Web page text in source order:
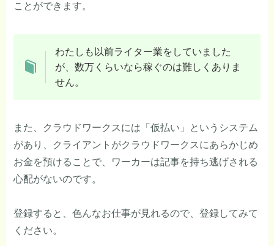
ことができます。
わたしも以前ライター業をしていました
が、数万くらいなら稼ぐのは難しくありま
せん。
また、クラウドワークスには「仮払い」というシステム
があり、クライアントがクラウドワークスにあらかじめ
お金を預けることで、ワーカーは記事を持ち逃げされる
心配がないのです。
登録すると、色んなお仕事が見れるので、登録してみて
ください。